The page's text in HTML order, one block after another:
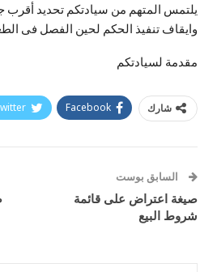
يلتمس المتهم من سيادتكم تحديد أقرب
وايقاف تنفيذ الحكم لحين الفصل فى
مقدمة لسيادتكم
شارك Facebook
السابق بوست
صيغة اعتراض على قائمة
شروط البيع